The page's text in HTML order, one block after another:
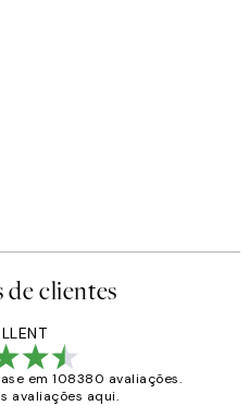
de clientes
em 108380 avaliações.
avaliações aqui.